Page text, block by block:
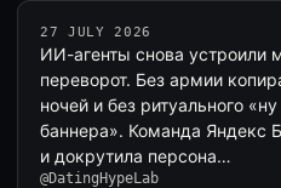
27 JULY 2026
ИИ-агенты снова устроили
переворот. Без армии
ночей и без ритуального
баннера». Команда Яндекс
и докрутила персона…
@DatingHypeLab